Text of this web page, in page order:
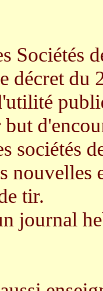
Sociétés
décret du
sociétés
nouvelles
tir.
journal